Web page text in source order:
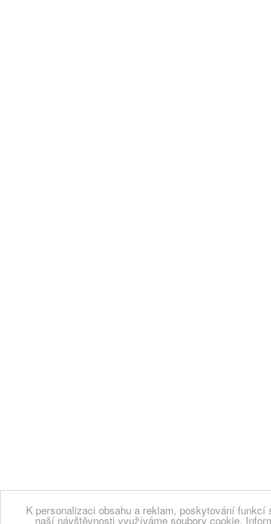
K personalizaci obsahu a reklam, poskytování
naší návštěvnosti využíváme soubory cookie.